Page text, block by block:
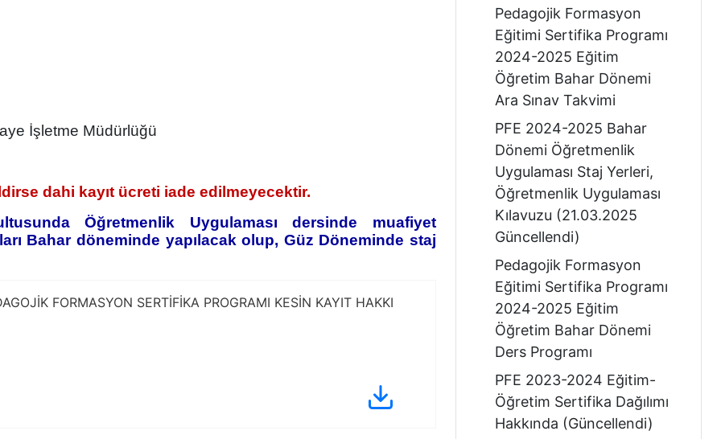
İşletme Müdürlüğü
dahi kayıt ücreti iade edilmeyecektir.
Öğretmenlik Uygulaması dersinde muafiyet
Bahar döneminde yapılacak olup, Güz Döneminde staj
FORMASYON SERTİFİKA PROGRAMI KESİN KAYIT HAKKI
Pedagojik Formasyon
Eğitimi Sertifika Programı
2024-2025 Eğitim
Öğretim Bahar Dönemi
Ara Sınav Takvimi
PFE 2024-2025 Bahar
Dönemi Öğretmenlik
Uygulaması Staj Yerleri,
Öğretmenlik Uygulaması
Kılavuzu (21.03.2025
Güncellendi)
Pedagojik Formasyon
Eğitimi Sertifika Programı
2024-2025 Eğitim
Öğretim Bahar Dönemi
Ders Programı
PFE 2023-2024 Eğitim-
Öğretim Sertifika Dağılımı
Hakkında (Güncellendi)